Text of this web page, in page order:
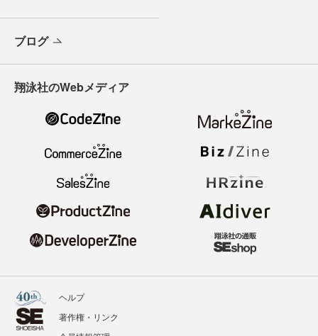
ブログ
翔泳社のWebメディア
ヘルプ
著作権・リンク